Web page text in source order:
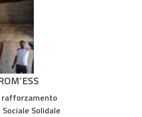
rafforzamento
Sociale Solidale